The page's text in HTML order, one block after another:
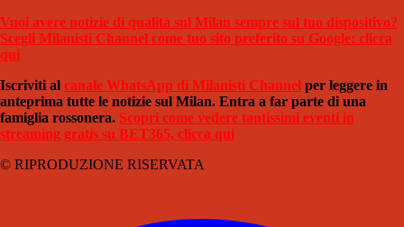
Vuoi avere notizie di qualità sul Milan sempre sul tuo dispositivo?
Scegli Milanisti Channel come tuo sito preferito su Google: clicca
qui
Iscriviti al canale WhatsApp di Milanisti Channel per leggere in
anteprima tutte le notizie sul Milan. Entra a far parte di una
famiglia rossonera. Scopri come vedere tantissimi eventi in
streaming gratis su BET365, clicca qui
© RIPRODUZIONE RISERVATA